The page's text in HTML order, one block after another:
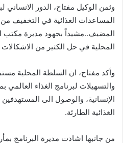
وثمن الوكيل مفتاح، الدور الانساني
المساعدات الغذائية في التخفيف من
المضيف..مشيداً بجهود مديرة مكتب
المحلية في حل الكثير من الاشكالات
وأكد مفتاح، ان السلطة المحلية
والتسهيلات لبرنامج الغذاء
الإنسانية، والوصول الى
الغذائية الطارئة.
من جانبها اشادت مديرة البرنامج